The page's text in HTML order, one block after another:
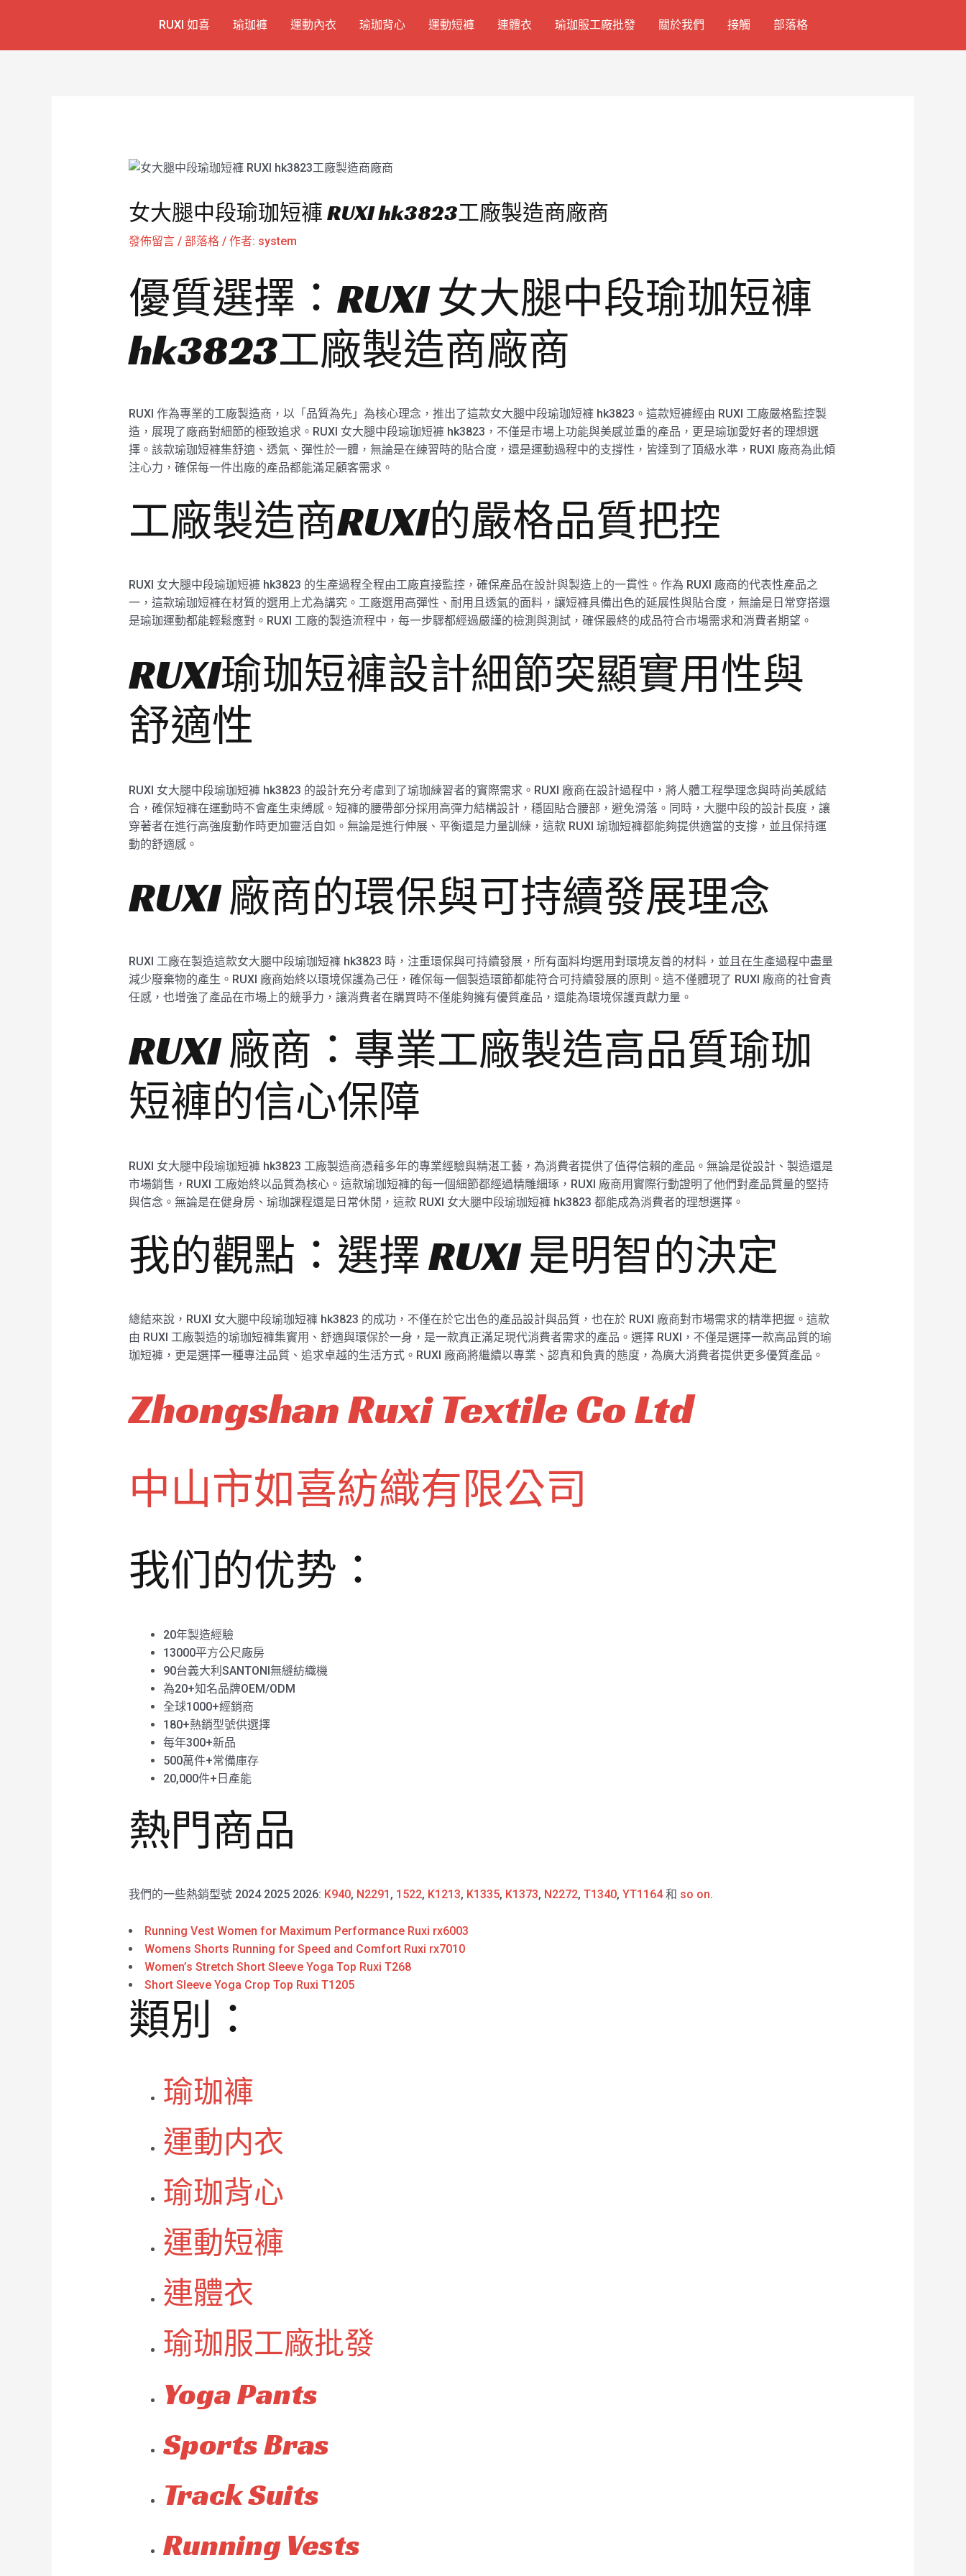
RUXI 如喜 瑜珈褲 運動內衣 瑜珈背心 運動短褲 連體衣 瑜珈服工廠批發 關於我們 接觸 部落格
女大腿中段瑜珈短褲 RUXI hk3823工廠製造商廠商
發佈留言 / 部落格/ 作者: system
優質選擇：RUXI 女大腿中段瑜珈短褲
hk3823工廠製造商廠商
RUXI 作為專業的工廠製造商，以「品質為先」為核心理念，推出了這款女大腿中段瑜珈短褲 hk3823。這款短褲經由 RUXI 工廠嚴格監控製
造，展現了廠商對細節的極致追求。RUXI 女大腿中段瑜珈短褲 hk3823，不僅是市場上功能與美感並重的產品，更是瑜珈愛好者的理想選
擇。該款瑜珈短褲集舒適、透氣、彈性於一體，無論是在練習時的貼合度，還是運動過程中的支撐性，皆達到了頂級水準，RUXI 廠商為此傾
注心力，確保每一件出廠的產品都能滿足顧客需求。
工廠製造商RUXI的嚴格品質把控
RUXI 女大腿中段瑜珈短褲 hk3823 的生產過程全程由工廠直接監控，確保產品在設計與製造上的一貫性。作為 RUXI 廠商的代表性產品之
一，這款瑜珈短褲在材質的選用上尤為講究。工廠選用高彈性、耐用且透氣的面料，讓短褲具備出色的延展性與貼合度，無論是日常穿搭還
是瑜珈運動都能輕鬆應對。RUXI 工廠的製造流程中，每一步驟都經過嚴謹的檢測與測試，確保最終的成品符合市場需求和消費者期望。
RUXI瑜珈短褲設計細節突顯實用性與
舒適性
RUXI 女大腿中段瑜珈短褲 hk3823 的設計充分考慮到了瑜珈練習者的實際需求。RUXI 廠商在設計過程中，將人體工程學理念與時尚美感結
合，確保短褲在運動時不會產生束縛感。短褲的腰帶部分採用高彈力結構設計，穩固貼合腰部，避免滑落。同時，大腿中段的設計長度，讓
穿著者在進行高強度動作時更加靈活自如。無論是進行伸展、平衡還是力量訓練，這款 RUXI 瑜珈短褲都能夠提供適當的支撐，並且保持運
動的舒適感。
RUXI 廠商的環保與可持續發展理念
RUXI 工廠在製造這款女大腿中段瑜珈短褲 hk3823 時，注重環保與可持續發展，所有面料均選用對環境友善的材料，並且在生產過程中盡量
減少廢棄物的產生。RUXI 廠商始終以環境保護為己任，確保每一個製造環節都能符合可持續發展的原則。這不僅體現了 RUXI 廠商的社會責
任感，也增強了產品在市場上的競爭力，讓消費者在購買時不僅能夠擁有優質產品，還能為環境保護貢獻力量。
RUXI 廠商：專業工廠製造高品質瑜珈
短褲的信心保障
RUXI 女大腿中段瑜珈短褲 hk3823 工廠製造商憑藉多年的專業經驗與精湛工藝，為消費者提供了值得信賴的產品。無論是從設計、製造還是
市場銷售，RUXI 工廠始終以品質為核心。這款瑜珈短褲的每一個細節都經過精雕細琢，RUXI 廠商用實際行動證明了他們對產品質量的堅持
與信念。無論是在健身房、瑜珈課程還是日常休閒，這款 RUXI 女大腿中段瑜珈短褲 hk3823 都能成為消費者的理想選擇。
我的觀點：選擇 RUXI 是明智的決定
總結來說，RUXI 女大腿中段瑜珈短褲 hk3823 的成功，不僅在於它出色的產品設計與品質，也在於 RUXI 廠商對市場需求的精準把握。這款
由 RUXI 工廠製造的瑜珈短褲集實用、舒適與環保於一身，是一款真正滿足現代消費者需求的產品。選擇 RUXI，不僅是選擇一款高品質的瑜
珈短褲，更是選擇一種專注品質、追求卓越的生活方式。RUXI 廠商將繼續以專業、認真和負責的態度，為廣大消費者提供更多優質產品。
Zhongshan Ruxi Textile Co Ltd
中山市如喜紡織有限公司
我们的优势：
20年製造經驗
13000平方公尺廠房
90台義大利SANTONI無縫紡織機
為20+知名品牌OEM/ODM
全球1000+經銷商
180+熱銷型號供選擇
每年300+新品
500萬件+常備庫存
20,000件+日產能
熱門商品
我們的一些熱銷型號 2024 2025 2026: K940, N2291 , 1522, K1213, K1335, K1373, N2272, T1340, YT1164和 so on.
Running Vest Women for Maximum Performance Ruxi rx6003
Womens Shorts Running for Speed and Comfort Ruxi rx7010
Women’s Stretch Short Sleeve Yoga Top Ruxi T268
Short Sleeve Yoga Crop Top Ruxi T1205
類別：
瑜珈褲
運動内衣
瑜珈背心
運動短褲
連體衣
瑜珈服工廠批發
Yoga Pants
Sports Bras
Track Suits
Running Vests